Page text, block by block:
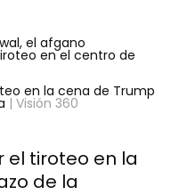
el afgano
en el centro de
en la cena de Trump
| Visión 360
el tiroteo en la
de la